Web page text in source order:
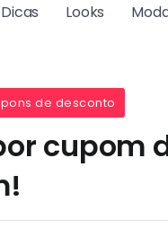
Dicas Looks
de desconto
cupom